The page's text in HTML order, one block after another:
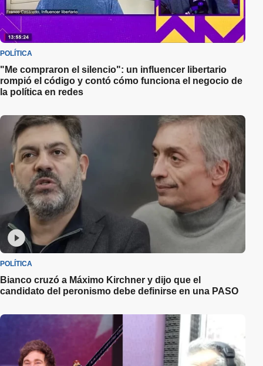
POLÍTICA
"Me compraron el silencio": un influencer libertario
rompió el código y contó cómo funciona el negocio de
la política en redes
POLÍTICA
Bianco cruzó a Máximo Kirchner y dijo que el
candidato del peronismo debe definirse en una PASO